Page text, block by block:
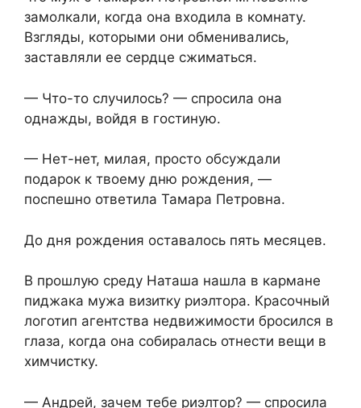
замолкали, когда она входила в комнату.
Взгляды, которыми они обменивались,
заставляли ее сердце сжиматься.
— Что-то случилось? — спросила она
однажды, войдя в гостиную.
— Нет-нет, милая, просто обсуждали
подарок к твоему дню рождения, —
поспешно ответила Тамара Петровна.
До дня рождения оставалось пять месяцев.
В прошлую среду Наташа нашла в кармане
пиджака мужа визитку риэлтора. Красочный
логотип агентства недвижимости бросился в
глаза, когда она собиралась отнести вещи в
химчистку.
— Андрей, зачем тебе риэлтор? — спросила